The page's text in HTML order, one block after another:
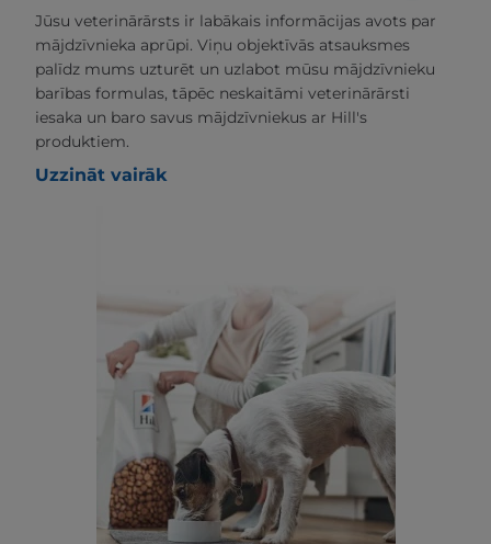
Jūsu veterinārārsts ir labākais informācijas avots par
mājdzīvnieka aprūpi. Viņu objektīvās atsauksmes
palīdz mums uzturēt un uzlabot mūsu mājdzīvnieku
barības formulas, tāpēc neskaitāmi veterinārārsti
iesaka un baro savus mājdzīvniekus ar Hill's
produktiem.
Uzzināt vairāk